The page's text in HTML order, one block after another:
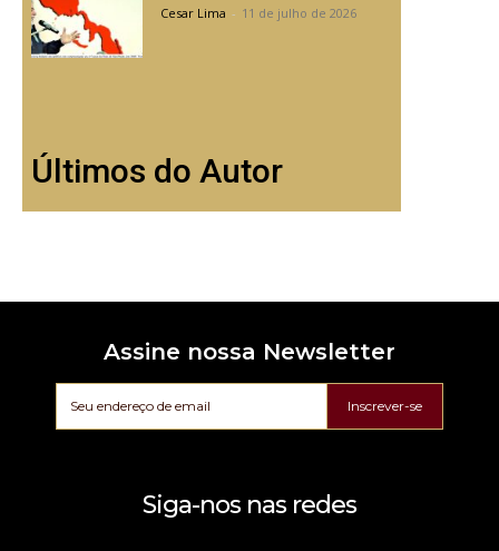
Cesar Lima - 11 de julho de 2026
Últimos do Autor
Assine nossa Newsletter
Inscrever-se
Siga-nos nas redes